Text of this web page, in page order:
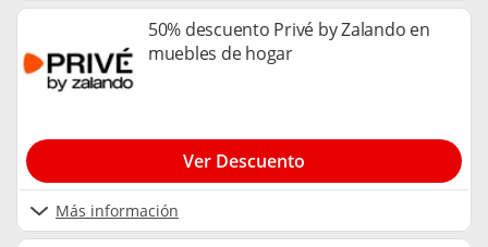
50% descuento Privé by Zalando en
muebles de hogar
Más información
Ver Descuento